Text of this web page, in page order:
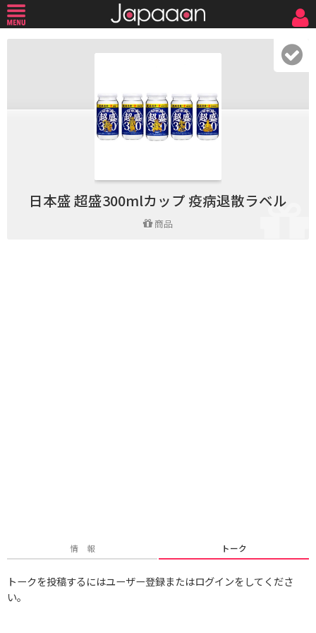
日本盛 超盛300mlカップ 疫病退散ラベル
商品
情 報 トーク
トークを投稿するにはユーザー登録またはログインをしてくださ
い。